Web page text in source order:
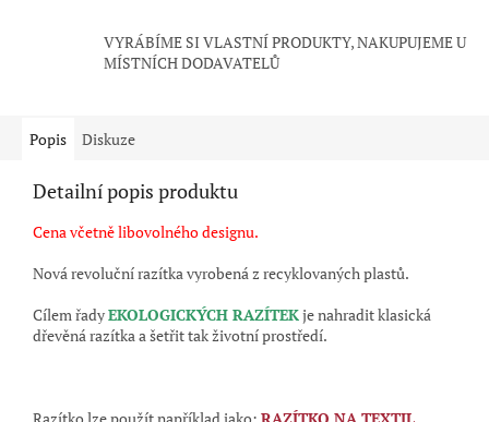
VYRÁBÍME SI VLASTNÍ PRODUKTY, NAKUPUJEME U
MÍSTNÍCH DODAVATELŮ
Popis Diskuze
Detailní popis produktu
Cena včetně libovolného designu.
Nová revoluční razítka vyrobená z recyklovaných plastů.
Cílem řadyEKOLOGICKÝCH RAZÍTEKje nahradit klasická
dřevěná razítka a šetřit tak životní prostředí.